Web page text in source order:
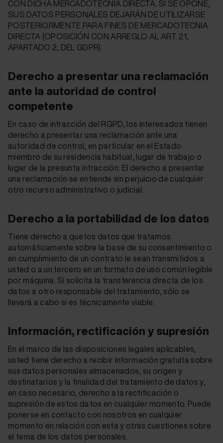
CON DICHA MERCADOTECNIA DIRECTA. SI SE OPONE,
SUS DATOS PERSONALES DEJARÁN DE UTILIZARSE
POSTERIORMENTE PARA FINES DE MERCADOTECNIA
DIRECTA (OPOSICIÓN CON ARREGLO AL ART. 21,
APARTADO 2, DEL GDPR).
Derecho a presentar una reclamación
ante la autoridad de control
competente
En caso de infracción del RGPD, los interesados tienen
derecho a presentar una reclamación ante una
autoridad de control, en particular en el Estado
miembro de su residencia habitual, lugar de trabajo o
lugar de la presunta infracción. El derecho a presentar
una reclamación se entiende sin perjuicio de cualquier
otro recurso administrativo o judicial.
Derecho a la portabilidad de los datos
Tiene derecho a que los datos que tratamos
automáticamente sobre la base de su consentimiento o
en cumplimiento de un contrato le sean transmitidos a
usted o a un tercero en un formato de uso común legible
por máquina. Si solicita la transferencia directa de los
datos a otro responsable del tratamiento, sólo se
llevará a cabo si es técnicamente viable.
Información, rectificación y supresión
En el marco de las disposiciones legales aplicables,
usted tiene derecho a recibir información gratuita sobre
sus datos personales almacenados, su origen y
destinatarios y la finalidad del tratamiento de datos y,
en caso necesario, derecho a la rectificación o
supresión de estos datos en cualquier momento. Puede
ponerse en contacto con nosotros en cualquier
momento en relación con esta y otras cuestiones sobre
el tema de los datos personales.